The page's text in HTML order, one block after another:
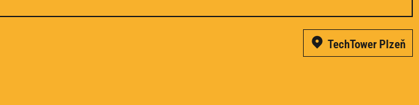
TechTower Plzeň